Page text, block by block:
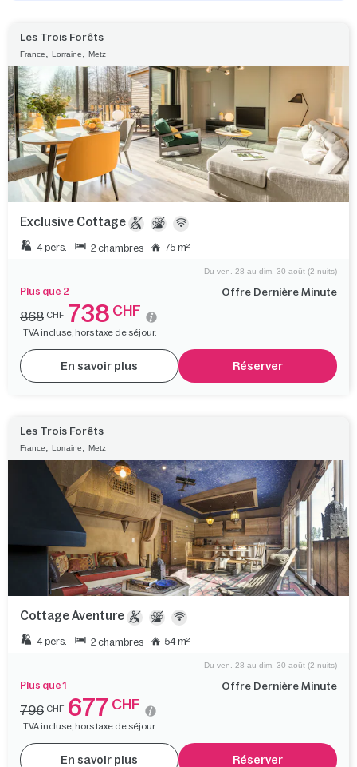
Les Trois Forêts
France Lorraine Metz
Exclusive Cottage
4 pers. 2 chambres 75 m²
Plus que 2 Offre Dernière Minute
Du ven. 28 au dim. 30 août (2 nuits)
868 CHF 738 CHF
TVA incluse, hors taxe de séjour.
En savoir plus Réserver
Les Trois Forêts
France Lorraine Metz
Cottage Aventure
4 pers. 2 chambres 54 m²
Plus que 1 Offre Dernière Minute
Du ven. 28 au dim. 30 août (2 nuits)
796 CHF 677 CHF
TVA incluse, hors taxe de séjour.
En savoir plus Réserver